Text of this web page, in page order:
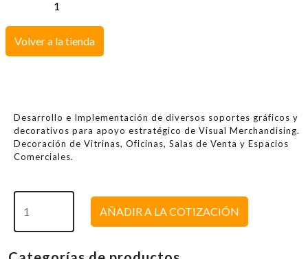
Volver a la tienda
Desarrollo e Implementación de diversos soportes gráficos y
decorativos para apoyo estratégico de Visual Merchandising.
Decoración de Vitrinas, Oficinas, Salas de Venta y Espacios
Comerciales.
AÑADIR A LA COTIZACIÓN